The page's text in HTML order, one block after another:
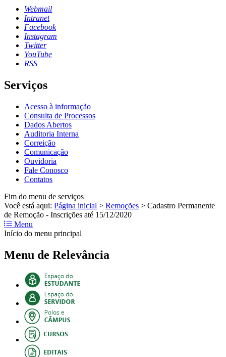
Webmail
Intranet
Facebook
Instagram
Twitter
YouTube
RSS
Serviços
Acesso à informação
Consulta de Processos
Dados Abertos
Auditoria Interna
Correição
Comunicação
Ouvidoria
Fale Conosco
Contatos
Fim do menu de serviços
Você está aqui: Página inicial > Remoções > Cadastro Permanente
de Remoção - Inscrições até 15/12/2020
Menu
Início do menu principal
Menu de Relevância